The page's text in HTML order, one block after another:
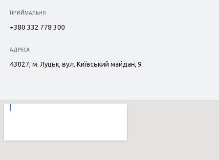
ПРИЙМАЛЬНЯ
+380 332 778 300
АДРЕСА
43027, м. Луцьк, вул. Київський майдан, 9